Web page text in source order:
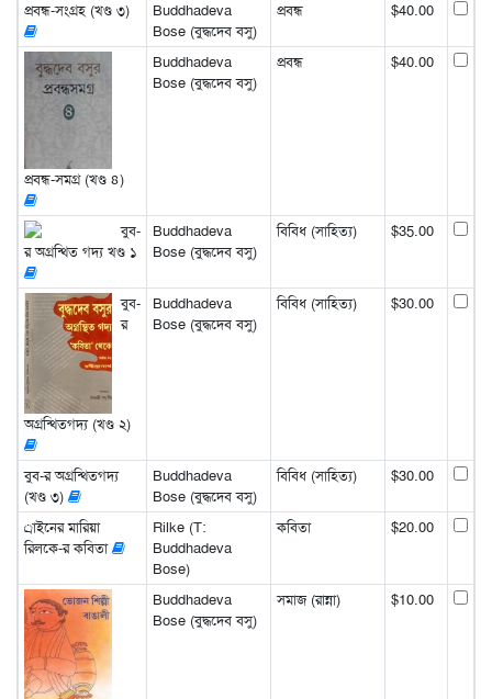
প্রবন্ধ-সংগ্রহ (খণ্ড ৩)
Buddhadeva
Bose (বুদ্ধদেব বসু)
প্রবন্ধ $40.00
প্রবন্ধ-সমগ্র (খণ্ড ৪)
Buddhadeva
Bose (বুদ্ধদেব বসু)
প্রবন্ধ $40.00
বুব-
র অগ্রন্থিত গদ্য খণ্ড ১
Buddhadeva
Bose (বুদ্ধদেব বসু)
বিবিধ (সাহিত্য) $35.00
বুব-
র
অগ্রন্থিতগদ্য (খণ্ড ২)
Buddhadeva
Bose (বুদ্ধদেব বসু)
বিবিধ (সাহিত্য) $30.00
বুব-র অগ্রন্থিতগদ্য
(খণ্ড ৩)
Buddhadeva
Bose (বুদ্ধদেব বসু)
বিবিধ (সাহিত্য) $30.00
্রাইনের মারিয়া
রিলকে-র কবিতা
Rilke (T:
Buddhadeva
Bose)
কবিতা $20.00
Buddhadeva
Bose (বুদ্ধদেব বসু)
সমাজ (রান্না) $10.00